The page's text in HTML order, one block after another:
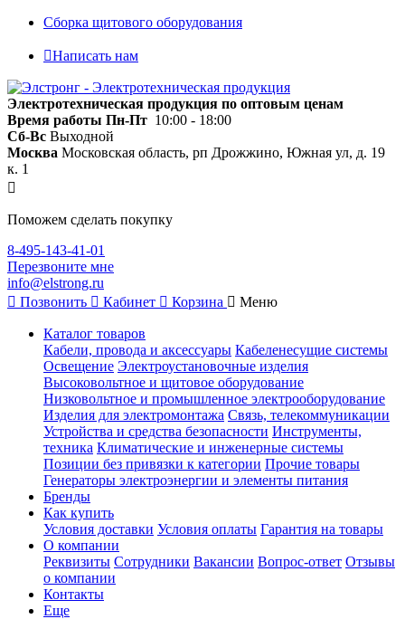
Сборка щитового оборудования
Написать нам
Электротехническая продукция по оптовым ценам
Время работы Пн-Пт 10:00 - 18:00
Сб-Вс Выходной
Москва Московская область, рп Дрожжино, Южная ул, д. 19
к. 1
Поможем сделать покупку
8-495-143-41-01
Перезвоните мне
info@elstrong.ru
Позвонить
Кабинет Корзина Меню
Каталог товаров
Кабели, провода и аксессуары Кабеленесущие системы
Освещение Электроустановочные изделия
Высоковольтное и щитовое оборудование
Низковольтное и промышленное электрооборудование
Изделия для электромонтажа Связь, телекоммуникации
Устройства и средства безопасности Инструменты,
техника Климатические и инженерные системы
Позиции без привязки к категории Прочие товары
Генераторы электроэнергии и элементы питания
Бренды
Как купить
Условия доставки Условия оплаты Гарантия на товары
О компании
Реквизиты Сотрудники Вакансии Вопрос-ответ Отзывы
о компании
Контакты
Еще